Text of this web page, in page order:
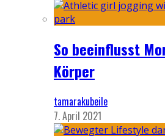
So beeinflusst
Körper
tamarakubeile
7. April 2021